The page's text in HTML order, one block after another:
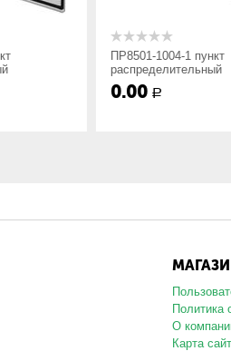
2 — IP54, ввод
токи фидерных автоматических
ПР8501-1004-1 пункт
распределительный
Р
Политика
О
Карта